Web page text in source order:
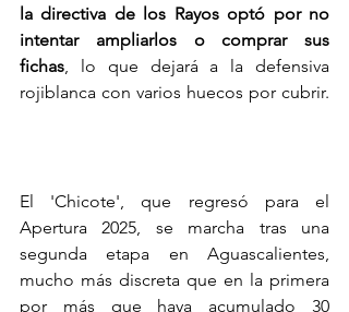
la directiva de los Rayos optó por no
intentar ampliarlos o comprar sus
fichas, lo que dejará a la defensiva
El 'Chicote', que regresó para el
Apertura 2025, se marcha tras una
segunda etapa en Aguascalientes,
mucho más discreta que en la primera
por más que haya acumulado 30